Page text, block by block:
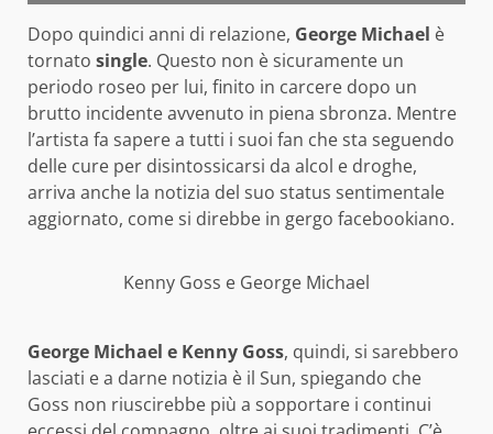
Dopo quindici anni di relazione, George Michael è
tornato single. Questo non è sicuramente un
periodo roseo per lui, finito in carcere dopo un
brutto incidente avvenuto in piena sbronza. Mentre
l’artista fa sapere a tutti i suoi fan che sta seguendo
delle cure per disintossicarsi da alcol e droghe,
arriva anche la notizia del suo status sentimentale
aggiornato, come si direbbe in gergo facebookiano.
Kenny Goss e George Michael
George Michael e Kenny Goss, quindi, si sarebbero
lasciati e a darne notizia è il Sun, spiegando che
Goss non riuscirebbe più a sopportare i continui